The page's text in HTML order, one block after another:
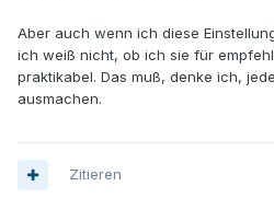
Aber auch wenn ich diese
ich weiß nicht, ob ich sie für
praktikabel. Das muß, denke ich,
ausmachen.
Zitieren